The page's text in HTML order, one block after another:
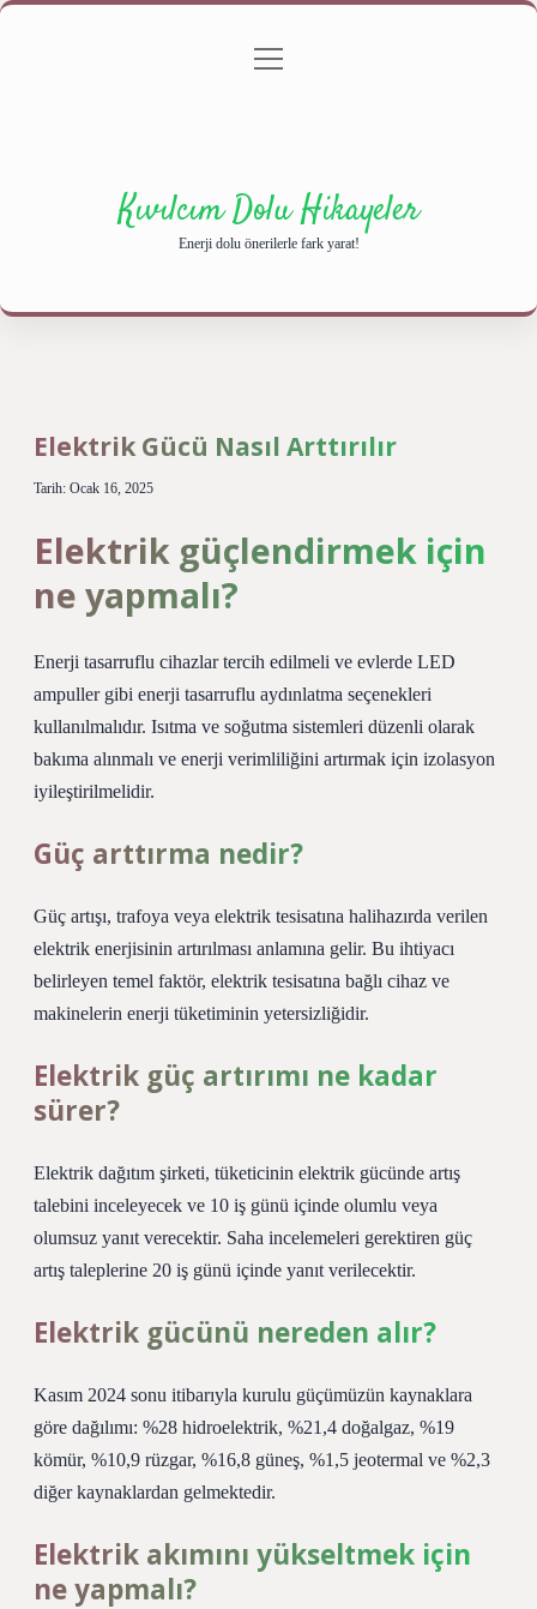
Gizlilik Politikası
menüyü
Kıvılcım Dolu Hikayeler
Enerji dolu önerilerle fark yarat!
Elektrik Gücü Nasıl Arttırılır
Tarih: Ocak 16, 2025
Elektrik güçlendirmek için
ne yapmalı?
Enerji tasarruflu cihazlar tercih edilmeli ve evlerde LED
ampuller gibi enerji tasarruflu aydınlatma seçenekleri
kullanılmalıdır. Isıtma ve soğutma sistemleri düzenli olarak
bakıma alınmalı ve enerji verimliliğini artırmak için izolasyon
iyileştirilmelidir.
Güç arttırma nedir?
Güç artışı, trafoya veya elektrik tesisatına halihazırda verilen
elektrik enerjisinin artırılması anlamına gelir. Bu ihtiyacı
belirleyen temel faktör, elektrik tesisatına bağlı cihaz ve
makinelerin enerji tüketiminin yetersizliğidir.
Elektrik güç artırımı ne kadar
sürer?
Elektrik dağıtım şirketi, tüketicinin elektrik gücünde artış
talebini inceleyecek ve 10 iş günü içinde olumlu veya
olumsuz yanıt verecektir. Saha incelemeleri gerektiren güç
artış taleplerine 20 iş günü içinde yanıt verilecektir.
Elektrik gücünü nereden alır?
Kasım 2024 sonu itibarıyla kurulu güçümüzün kaynaklara
göre dağılımı: %28 hidroelektrik, %21,4 doğalgaz, %19
kömür, %10,9 rüzgar, %16,8 güneş, %1,5 jeotermal ve %2,3
diğer kaynaklardan gelmektedir.
Elektrik akımını yükseltmek için
ne yapmalı?